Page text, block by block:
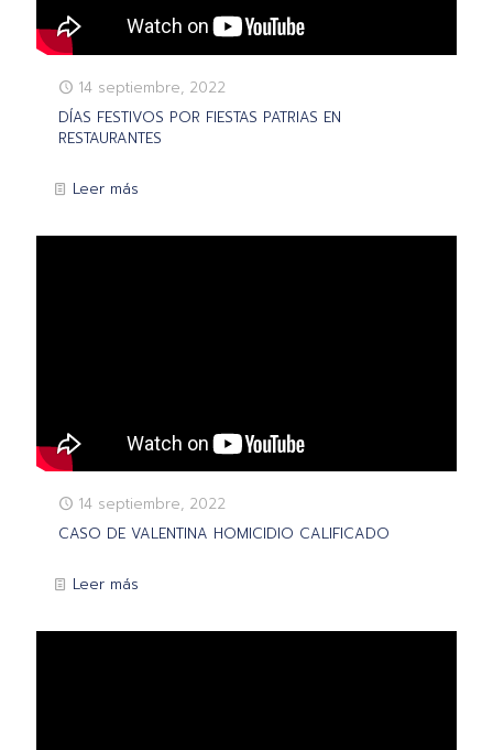
14 septiembre, 2022
DÍAS FESTIVOS POR FIESTAS PATRIAS EN
RESTAURANTES
Leer más
14 septiembre, 2022
CASO DE VALENTINA HOMICIDIO CALIFICADO
Leer más